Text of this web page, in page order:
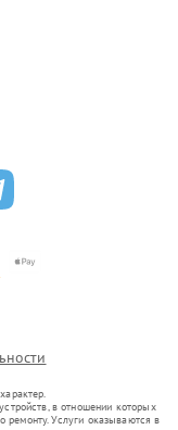
в отношении которых
Услуги оказываются в